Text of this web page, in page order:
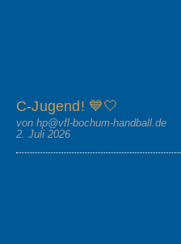
C-Jugend! 💙🤍
von hp@vfl-bochum-handball.de
2. Juli 2026